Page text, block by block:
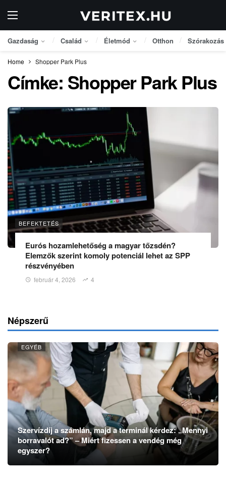
Gazdaság Család Életmód Otthon Szórakozás
Home Shopper Park Plus
Címke: Shopper Park Plus
BEFEKTETÉS
Eurós hozamlehetőség a magyar tőzsdén?
Elemzők szerint komoly potenciál lehet az SPP
részvényében
február 4, 2026 4
Népszerű
EGYÉB
Szervízdíj a számlán, majd a terminál kérdez: „Mennyi
borravalót ad?” – Miért fizessen a vendég még
egyszer?